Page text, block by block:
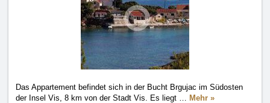
Das Appartement befindet sich in der Bucht Brgujac im Südosten
der Insel Vis, 8 km von der Stadt Vis. Es liegt … Mehr »